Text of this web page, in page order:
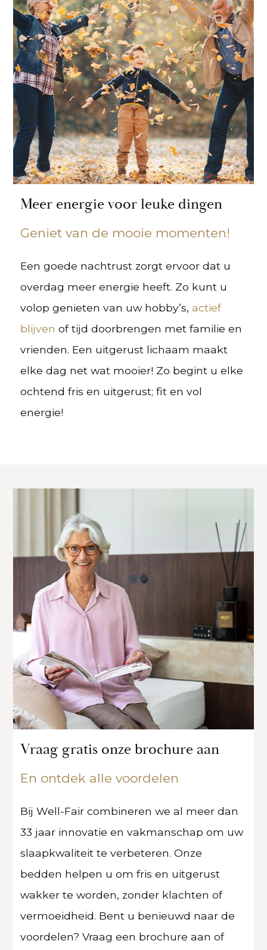
Meer energie voor leuke dingen
Geniet van de mooie momenten!
Een goede nachtrust zorgt ervoor dat u
overdag meer energie heeft. Zo kunt u
volop genieten van uw hobby’s,actief
blijven of tijd doorbrengen met familie en
vrienden. Een uitgerust lichaam maakt
elke dag net wat mooier! Zo begint u elke
ochtend fris en uitgerust; fit en vol
energie!
Vraag gratis onze brochure aan
En ontdek alle voordelen
Bij Well-Fair combineren we al meer dan
33 jaar innovatie en vakmanschap om uw
slaapkwaliteit te verbeteren. Onze
bedden helpen u om fris en uitgerust
wakker te worden, zonder klachten of
vermoeidheid. Bent u benieuwd naar de
voordelen? Vraag een brochure aan of